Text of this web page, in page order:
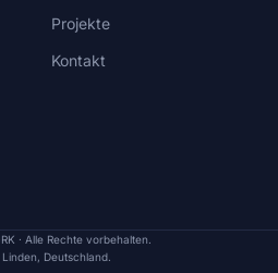
Projekte
Kontakt
· Alle Rechte vorbehalten.
Deutschland.